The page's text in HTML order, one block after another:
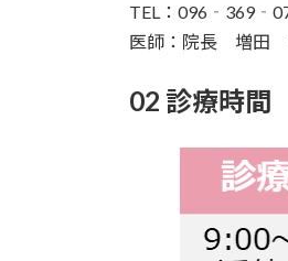
TEL：
医師：院長 増田
02 診療時間